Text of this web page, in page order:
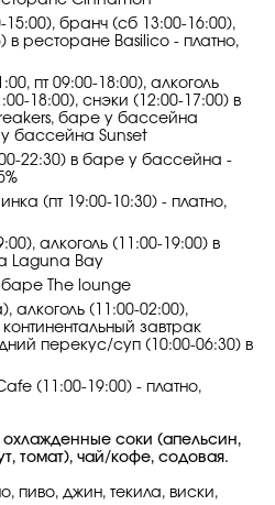
15:00), бранч (сб 13:00-16:00),
в ресторане Basilico - платно,
пт 09:00-18:00), алкоголь
18:00), снэки (12:00-17:00) в
баре у бассейна
бассейна Sunset
22:30) в баре у бассейна -
(пт 19:00-10:30) - платно,
алкоголь (11:00-19:00) в
Laguna Bay
баре The lounge
алкоголь (11:00-02:00),
завтрак
перекус/суп (10:00-06:30) в
(11:00-19:00) - платно,
охлажденные соки (апельсин,
томат), чай/кофе, содовая.
пиво, джин, текила, виски,